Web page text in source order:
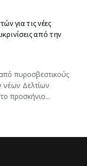
για τις νέες
από την
πυροσβεστικούς
νέων Δελτίων
προσκήνιο...